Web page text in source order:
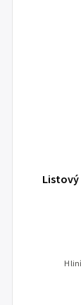
Listový